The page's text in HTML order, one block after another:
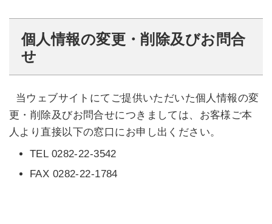
個人情報の変更・削除及びお問合
せ
当ウェブサイトにてご提供いただいた個人情報の変
更・削除及びお問合せにつきましては、お客様ご本
人より直接以下の窓口にお申し出ください。
TEL 0282-22-3542
FAX 0282-22-1784